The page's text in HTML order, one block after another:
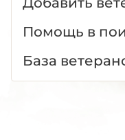
Помощь в
База